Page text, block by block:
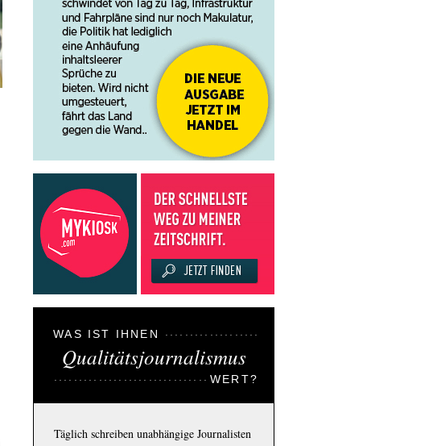
WAS IST IHNEN
Qualitätsjournalismus
WERT?
Täglich schreiben unabhängige Journalisten